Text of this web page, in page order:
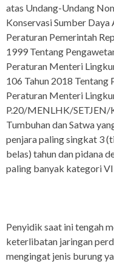
atas Undang-Undang
Konservasi Sumber
Peraturan Pemerintah
1999 Tentang
Peraturan Menteri
106 Tahun 2018 Tentang
Peraturan Menteri
P.20/MENLHK/
Tumbuhan dan Satwa
penjara paling singkat 3
belas) tahun dan pidana
paling banyak kategori
Penyidik saat ini tengah
keterlibatan jaringan
mengingat jenis burung